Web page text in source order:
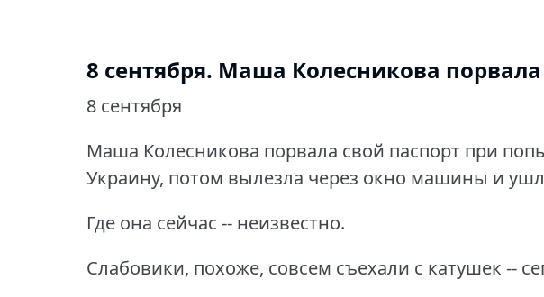
8 сентября. Маша Колесникова порвала
8 сентября
Маша Колесникова порвала свой паспорт при
Украину, потом вылезла через окно машины и
Где она сейчас -- неизвестно.
Слабовики, похоже, совсем съехали с катушек --